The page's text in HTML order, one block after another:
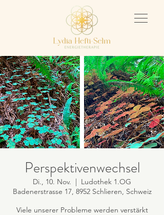
Perspektivenwechsel
Di., 10. Nov.
  |
Ludothek 1.OG
Badenerstrasse 17, 8952 Schlieren, Schweiz
Viele unserer Probleme werden verstärkt